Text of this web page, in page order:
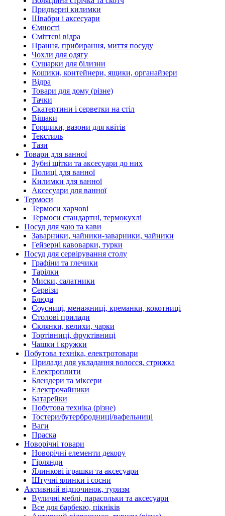
Придверні килимки
Швабри і аксесуари
Ємності
Сміттєві відра
Прання, прибирання, миття посуду
Чохли для одягу
Сушарки для білизни
Кошики, контейнери, ящики, органайзери
Відра
Товари для дому (різне)
Тачки
Скатертини і серветки на стіл
Вішаки
Горщики, вазони для квітів
Текстиль
Тази
Товари для ванної
Зубні щітки та аксесуари до них
Полиці для ванної
Килимки для ванної
Аксесуари для ванної
Термоси
Термоси харчові
Термоси стандартні, термокухлі
Посуд для чаю та кави
Заварники, чайники-заварники, чайники
Гейзерні кавоварки, турки
Посуд для сервірування столу
Графіни та глечики
Тарілки
Миски, салатники
Сервізи
Блюда
Соусниці, менажниці, креманки, кокотниці
Столові прилади
Склянки, келихи, чарки
Тортівниці, фруктівниці
Чашки і кружки
Побутова техніка, електротовари
Прилади для укладання волосся, стрижка
Електроплити
Блендери та міксери
Електрочайники
Батарейки
Побутова техніка (різне)
Тостери/бутербродниці/вафельниці
Ваги
Праска
Новорічні товари
Новорічні елементи декору
Гірлянди
Ялинкові іграшки та аксесуари
Штучні ялинки і сосни
Активний відпочинок, туризм
Вуличні меблі, парасольки та аксесуари
Все для барбекю, пікніків